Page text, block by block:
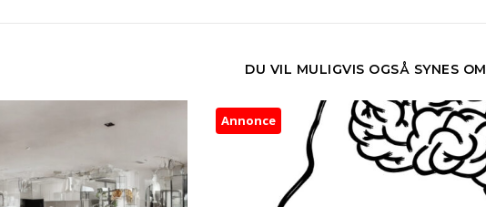
DU VIL MULIGVIS OGSÅ SYNES OM
Annonce